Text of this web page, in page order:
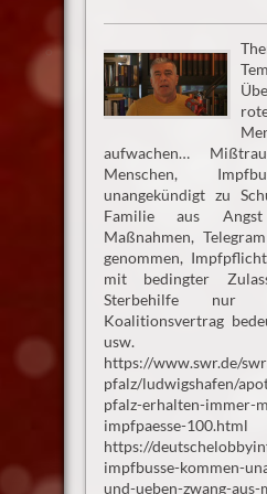
aufwachen…
Menschen,
unangekündigt zu
Familie aus
Maßnahmen,
genommen,
mit bedingter
Sterbehilfe nur
Koalitionsvertrag
usw.
https://www.swr.de/
pfalz/ludwigshafen/
pfalz-erhalten-immer-
impfpaesse-100.html
https://
impfbusse-kommen-
und-ueben-zwang-